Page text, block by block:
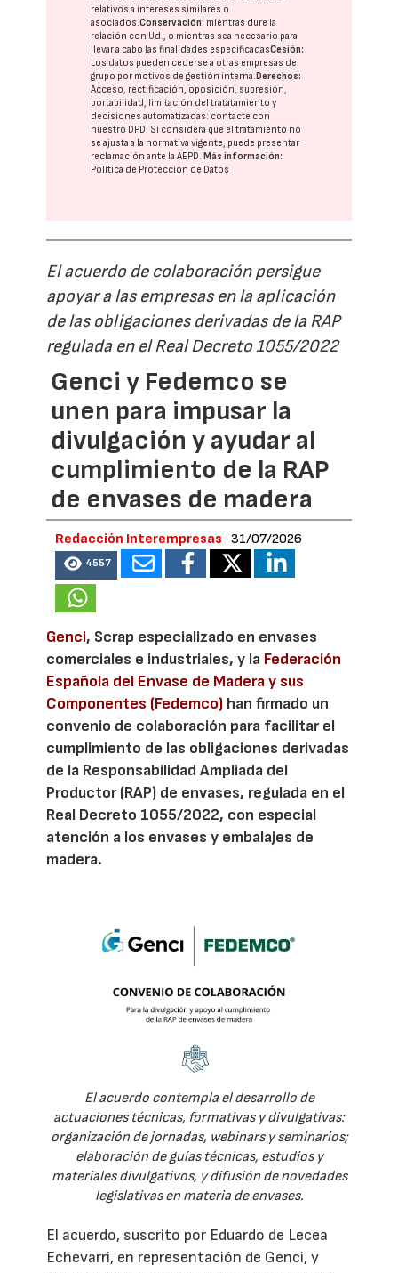
relativos a intereses similares o
asociados.Conservación: mientras dure la
relación con Ud., o mientras sea necesario para
llevar a cabo las finalidades especificadasCesión:
Los datos pueden cederse a otras empresas del
grupo por motivos de gestión interna. Derechos:
Acceso, rectificación, oposición, supresión,
portabilidad, limitación del tratatamiento y
decisiones automatizadas: contacte con
nuestro DPD. Si considera que el tratamiento no
se ajusta a la normativa vigente, puede presentar
reclamación ante laAEPD. Más información:
Política de Protección de Datos
El acuerdo de colaboración persigue
apoyar a las empresas en la aplicación
de las obligaciones derivadas de la RAP
regulada en el Real Decreto 1055/2022
Genci y Fedemco se
unen para impusar la
divulgación y ayudar al
cumplimiento de la RAP
de envases de madera
Redacción Interempresas 31/07/2026
4557
Genci, Scrap especializado en envases
comerciales e industriales, y la Federación
Española del Envase de Madera y sus
Componentes (Fedemco) han firmado un
convenio de colaboración para facilitar el
cumplimiento de las obligaciones derivadas
de la Responsabilidad Ampliada del
Productor (RAP) de envases, regulada en el
Real Decreto 1055/2022, con especial
atención a los envases y embalajes de
madera.
El acuerdo contempla el desarrollo de
actuaciones técnicas, formativas y divulgativas:
organización de jornadas, webinars y seminarios;
elaboración de guías técnicas, estudios y
materiales divulgativos, y difusión de novedades
legislativas en materia de envases.
El acuerdo, suscrito por Eduardo de Lecea
Echevarri, en representación de Genci, y